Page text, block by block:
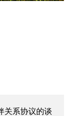
关系协议的谈